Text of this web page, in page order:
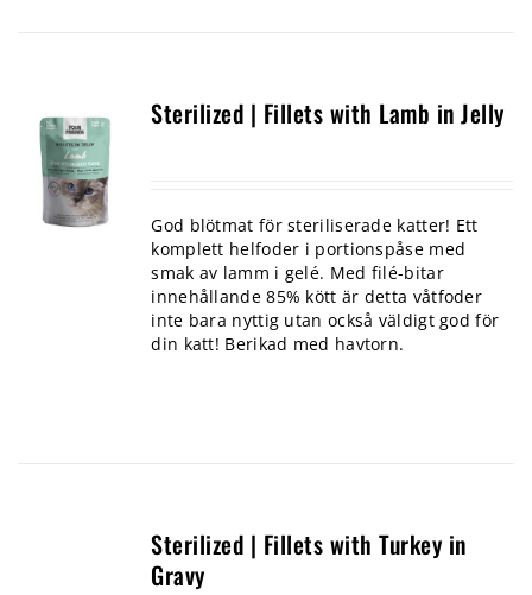
Sterilized | Fillets with Lamb in Jelly
God blötmat för steriliserade katter! Ett
komplett helfoder i portionspåse med
smak av lamm i gelé. Med filé-bitar
innehållande 85% kött är detta våtfoder
inte bara nyttig utan också väldigt god för
din katt! Berikad med havtorn.
Sterilized | Fillets with Turkey in
Gravy